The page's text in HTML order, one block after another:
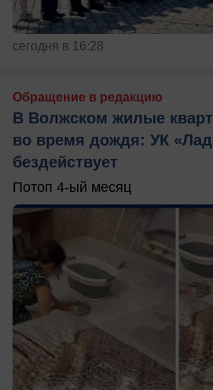
сегодня в 16:28
Обращение в редакцию
В Волжском жилые
во время дождя: УК
бездействует
Потоп 4-ый месяц